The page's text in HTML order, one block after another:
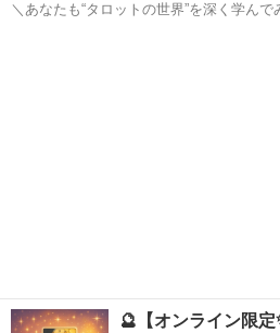
＼あなたも“タロットの世界”を深く学んでみません
🔮【オンライン限